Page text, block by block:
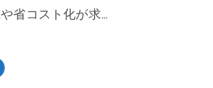
や省コスト化が求...